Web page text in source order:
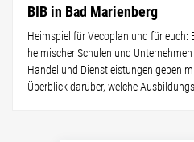
BIB in Bad Marienberg
Heimspiel für Vecoplan und für euch:
heimischer Schulen und
Handel und Dienstleistungen geben
Überblick darüber, welche